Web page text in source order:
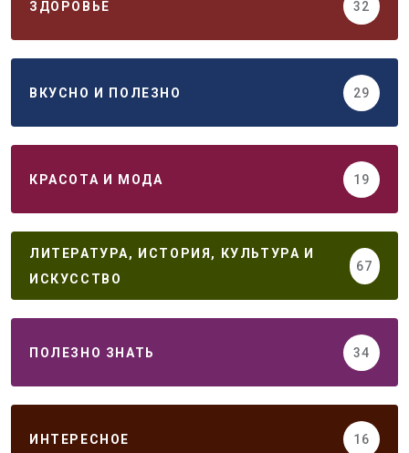
ЗДОРОВЬЕ 32
ВКУСНО И ПОЛЕЗНО 29
КРАСОТА И МОДА 19
ЛИТЕРАТУРА, ИСТОРИЯ, КУЛЬТУРА И
ИСКУССТВО
67
ПОЛЕЗНО ЗНАТЬ 34
ИНТЕРЕСНОЕ 16